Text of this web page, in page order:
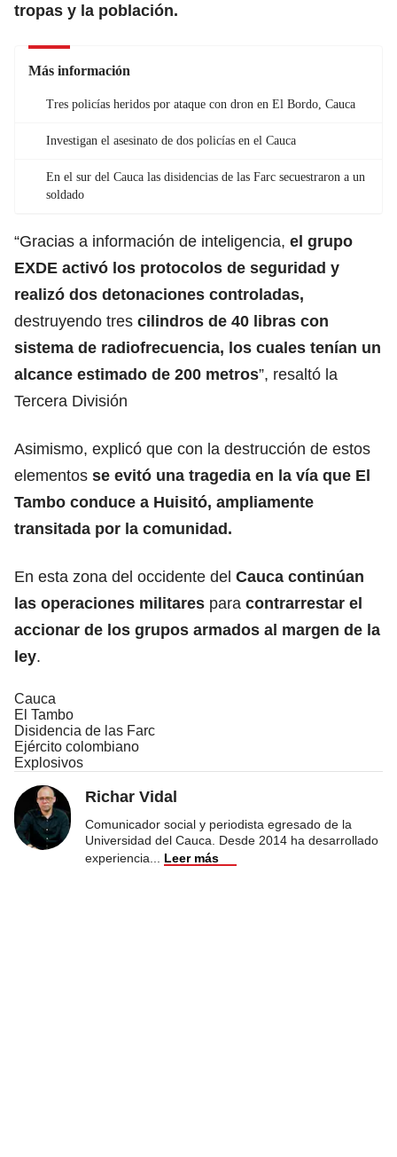
tropas y la población.
Más información
Tres policías heridos por ataque con dron en El Bordo, Cauca
Investigan el asesinato de dos policías en el Cauca
En el sur del Cauca las disidencias de las Farc secuestraron a un
soldado
“Gracias a información de inteligencia, el grupo
EXDE activó los protocolos de seguridad y
realizó dos detonaciones controladas,
destruyendo tres cilindros de 40 libras con
sistema de radiofrecuencia, los cuales tenían un
alcance estimado de 200 metros”, resaltó la
Tercera División
Asimismo, explicó que con la destrucción de estos
elementos se evitó una tragedia en la vía que El
Tambo conduce a Huisitó, ampliamente
transitada por la comunidad.
En esta zona del occidente del Cauca continúan
las operaciones militares para contrarrestar el
accionar de los grupos armados al margen de la
ley.
Cauca
El Tambo
Disidencia de las Farc
Ejército colombiano
Explosivos
Richar Vidal
Comunicador social y periodista egresado de la
Universidad del Cauca. Desde 2014 ha desarrollado
experiencia
Leer más